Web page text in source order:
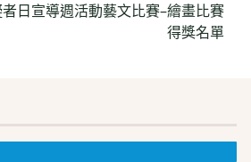
日宣導週活動藝文比賽–繪畫比賽
得獎名單